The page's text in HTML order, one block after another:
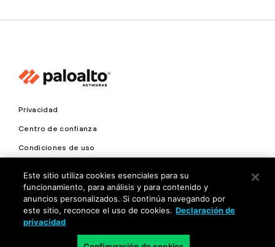
Privacidad
Centro de confianza
Condiciones de uso
Copyright © 2026 Palo Alto Networks. Todos los derechos
reservados
Este sitio utiliza cookies esenciales para su
funcionamiento, para análisis y para contenido y
anuncios personalizados. Si continúa navegando por
este sitio, reconoce el uso de cookies. Declaración de
privacidad